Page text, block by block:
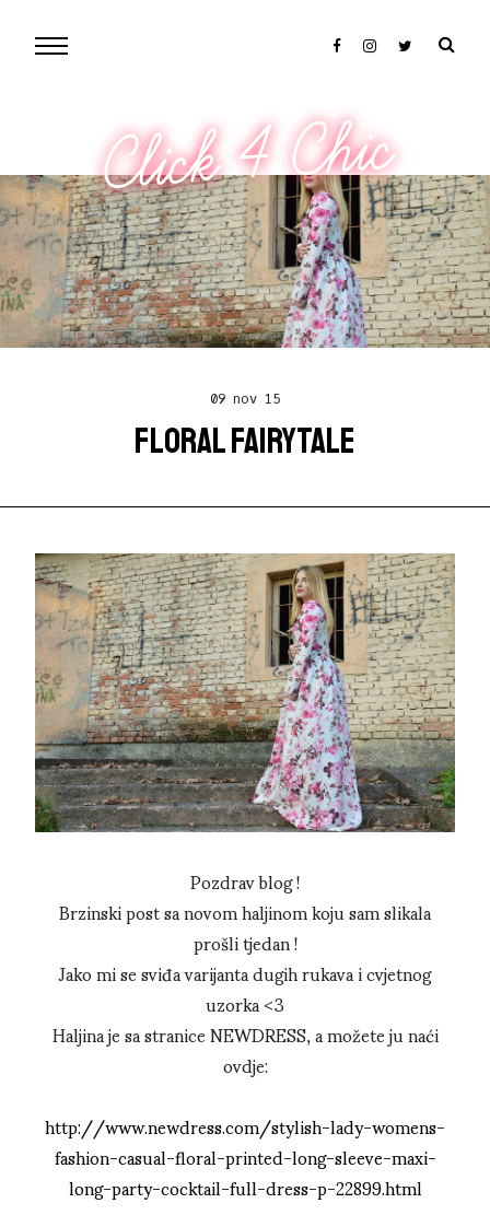
Click 4 Chic
09 nov 15
FLORAL FAIRYTALE
Pozdrav blog !
Brzinski post sa novom haljinom koju sam slikala
prošli tjedan !
Jako mi se sviđa varijanta dugih rukava i cvjetnog
uzorka <3
Haljina je sa stranice NEWDRESS, a možete ju naći
ovdje:
http://www.newdress.com/stylish-lady-womens-
fashion-casual-floral-printed-long-sleeve-maxi-
long-party-cocktail-full-dress-p-22899.html